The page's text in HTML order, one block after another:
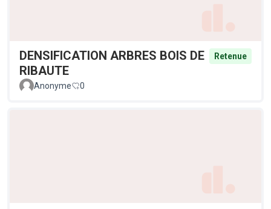
DENSIFICATION ARBRES BOIS DE
RIBAUTE
Retenue
Anonyme 0